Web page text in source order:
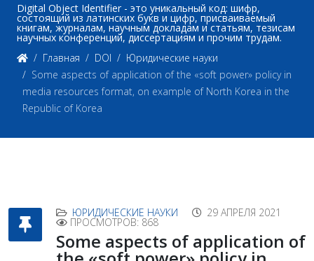
Digital Object Identifier - это уникальный код: шифр,
состоящий из латинских букв и цифр, присваиваемый
книгам, журналам, научным докладам и статьям, тезисам
научных конференций, диссертациям и прочим трудам.
Главная
DOI
Юридические науки
Some aspects of application of the «soft power» policy in
media resources format, on example of North Korea in the
Republic of Korea
ЮРИДИЧЕСКИЕ НАУКИ 29 АПРЕЛЯ 2021
ПРОСМОТРОВ: 868
Some aspects of application of